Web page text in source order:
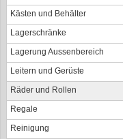
Kästen und Behälter
Lagerschränke
Lagerung Aussenbereich
Leitern und Gerüste
Räder und Rollen
Regale
Reinigung